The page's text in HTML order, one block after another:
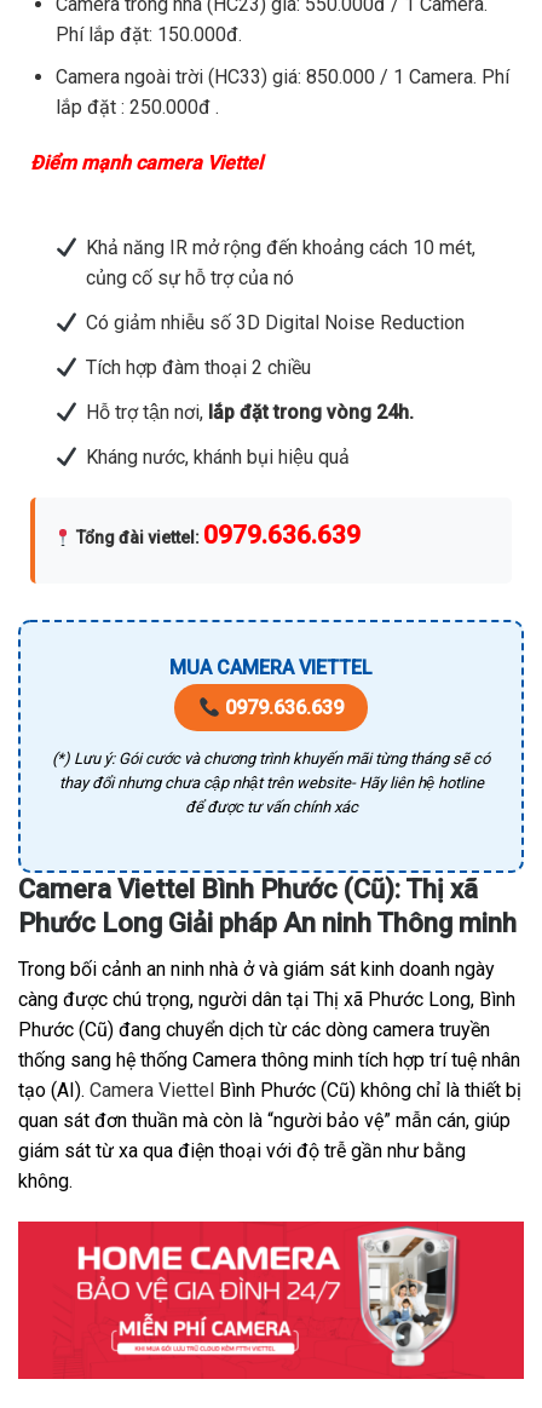
Phí lắp đặt: 150.000đ.
Camera ngoài trời (HC33) giá: 850.000 / 1 Camera. Phí
lắp đặt : 250.000đ .
Điểm mạnh camera Viettel
Khả năng IR mở rộng đến khoảng cách 10 mét,
củng cố sự hỗ trợ của nó
Có giảm nhiễu số 3D Digital Noise Reduction
Tích hợp đàm thoại 2 chiều
Hỗ trợ tận nơi,lắp đặt trong vòng 24h.
Kháng nước, khánh bụi hiệu quả
Tổng đài viettel : 0979.636.639
MUA CAMERA VIETTEL
0979.636.639
(*) Lưu ý: Gói cước và chương trình khuyến mãi từng tháng sẽ có
thay đổi nhưng chưa cập nhật trên website- Hãy liên hệ hotline
để được tư vấn chính xác
Camera Viettel Bình Phước (Cũ): Thị xã
Phước Long Giải pháp An ninh Thông minh
Trong bối cảnh an ninh nhà ở và giám sát kinh doanh ngày
càng được chú trọng, người dân tại Thị xã Phước Long, Bình
Phước (Cũ) đang chuyển dịch từ các dòng camera truyền
thống sang hệ thống Camera thông minh tích hợp trí tuệ nhân
tạo (AI). Camera Viettel Bình Phước (Cũ) không chỉ là thiết bị
quan sát đơn thuần mà còn là “người bảo vệ” mẫn cán, giúp
giám sát từ xa qua điện thoại với độ trễ gần như bằng
không.